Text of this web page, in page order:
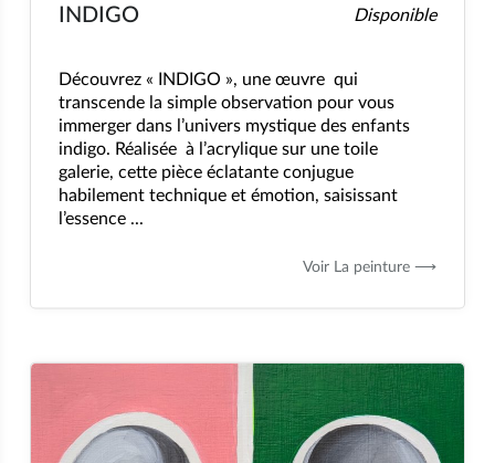
INDIGO Disponible
Découvrez « INDIGO », une œuvre qui
transcende la simple observation pour vous
immerger dans l’univers mystique des enfants
indigo. Réalisée à l’acrylique sur une toile
galerie, cette pièce éclatante conjugue
habilement technique et émotion, saisissant
l’essence ...
Voir La peinture ⟶